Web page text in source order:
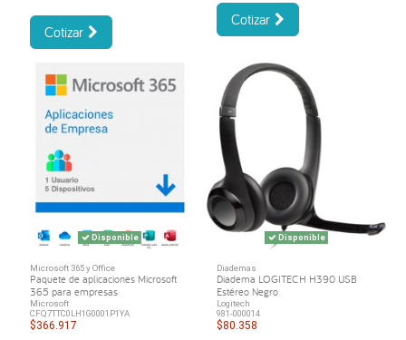
Cotizar
Cotizar
Disponible
Microsoft 365 y Office
Paquete de aplicaciones Microsoft
365 para empresas
Microsoft
CFQ7TTC0LH1G0001P1YA
$366.917
Disponible
Diademas
Diadema LOGITECH H390 USB
Estéreo Negro
Logitech
981-000014
$80.358